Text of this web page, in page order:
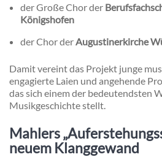
der Große Chor der
Königshofen
der Chor derAugustinerkirche
Damit vereint das Projekt junge
engagierte Laien und angehende
das sich einem der bedeutendsten
Musikgeschichte stellt.
Mahlers
neuem Klanggewand